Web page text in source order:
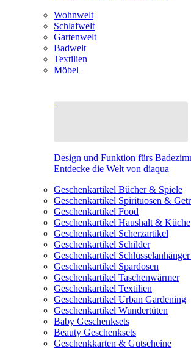
Wohnwelt
Schlafwelt
Gartenwelt
Badwelt
Textilien
Möbel
Design und Funktion fürs
Entdecke die Welt von diaqua
Geschenkartikel Bücher & Spiele
Geschenkartikel Spirituosen &
Geschenkartikel Food
Geschenkartikel Haushalt & Küche
Geschenkartikel Scherzartikel
Geschenkartikel Schilder
Geschenkartikel
Geschenkartikel Spardosen
Geschenkartikel Taschenwärmer
Geschenkartikel Textilien
Geschenkartikel Urban Gardening
Geschenkartikel Wundertüten
Baby Geschenksets
Beauty Geschenksets
Geschenkkarten & Gutscheine